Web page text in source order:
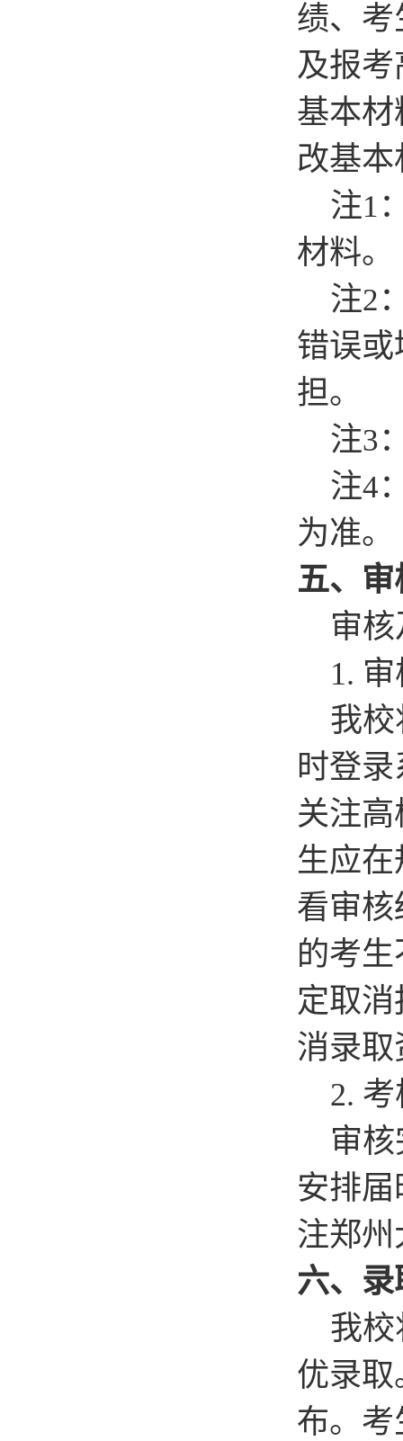
绩、
及报
基本
改基
注1
材料。
注2
错误
担。
注3
注4
为准。
五、
审
1.
我
时登
关注
生应
看审
的考
定取
消录
2. 考
审
安排
注郑
六、录
我
优录
布。